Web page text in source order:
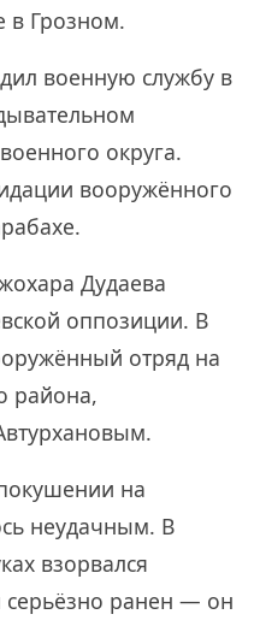
в Грозном.
военную службу в
округа.
вооружённого
Дудаева
оппозиции. В
отряд на
района,
на
неудачным. В
взорвался
серьёзно ранен — он